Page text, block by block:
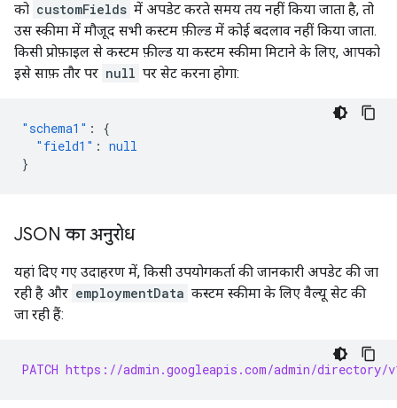
को customFields में अपडेट करते समय तय नहीं किया जाता है, तो
उस स्कीमा में मौजूद सभी कस्टम फ़ील्ड में कोई बदलाव नहीं किया जाता.
किसी प्रोफ़ाइल से कस्टम फ़ील्ड या कस्टम स्कीमा मिटाने के लिए, आपको
इसे साफ़ तौर पर null पर सेट करना होगा:
"schema1" :
{
"field1" : null
}
JSON का अनुरोध
यहां दिए गए उदाहरण में, किसी उपयोगकर्ता की जानकारी अपडेट की जा
रही है और employmentData कस्टम स्कीमा के लिए वैल्यू सेट की
जा रही हैं:
PATCH https://admin.googleapis.com/admin/directory/